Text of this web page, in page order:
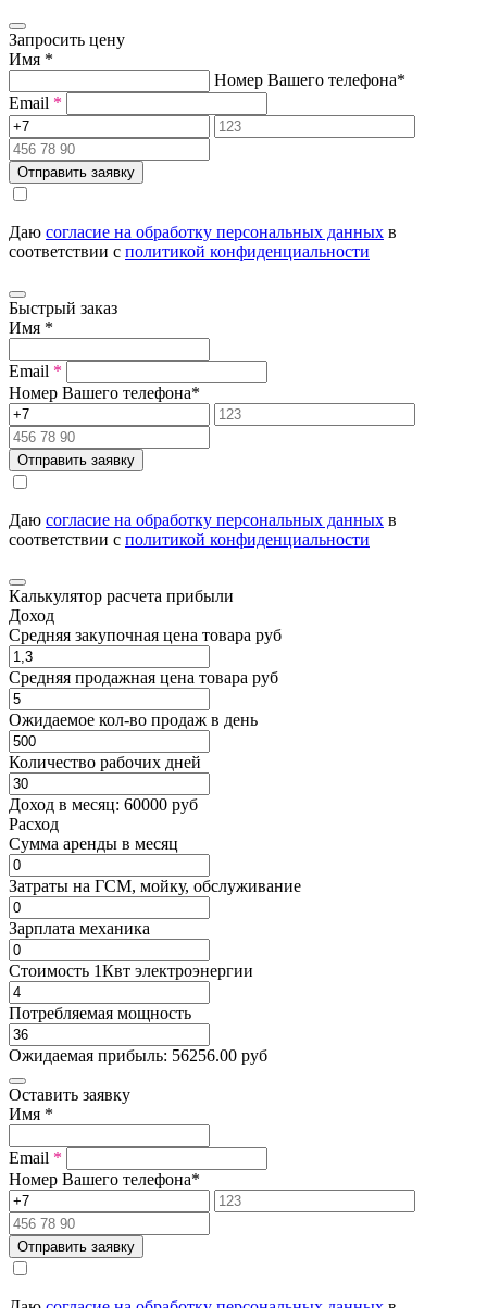
Запросить цену
Имя *
Номер Вашего телефона*
Email *
Отправить заявку
Даю согласие на обработку персональных данных в
соответствии с политикой конфиденциальности
Быстрый заказ
Имя *
Email *
Номер Вашего телефона*
Отправить заявку
Даю согласие на обработку персональных данных в
соответствии с политикой конфиденциальности
Калькулятор расчета прибыли
Доход
Средняя закупочная цена товара руб
Средняя продажная цена товара руб
Ожидаемое кол-во продаж в день
Количество рабочих дней
Доход в месяц: 60000 руб
Расход
Cумма аренды в месяц
Затраты на ГСМ, мойку, обслуживание
Зарплата механика
Стоимость 1Квт электроэнергии
Потребляемая мощность
Ожидаемая прибыль: 56256.00 руб
Оставить заявку
Имя *
Email *
Номер Вашего телефона*
Отправить заявку